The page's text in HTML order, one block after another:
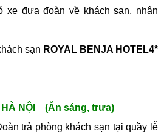
xe đưa đoàn về khách sạn, nhận
sạn ROYAL BENJA HOTEL4*
HÀ NỘI (Ăn sáng, trưa)
trả phòng khách sạn tại quầy lễ